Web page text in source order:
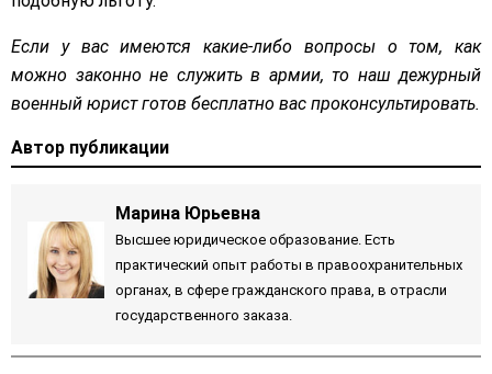
Если у вас имеются какие-либо вопросы о том, как
можно законно не служить в армии, то наш дежурный
военный юрист готов бесплатно вас проконсультировать.
Автор публикации
Марина Юрьевна
Высшее юридическое образование. Есть
практический опыт работы в правоохранительных
органах, в сфере гражданского права, в отрасли
государственного заказа.